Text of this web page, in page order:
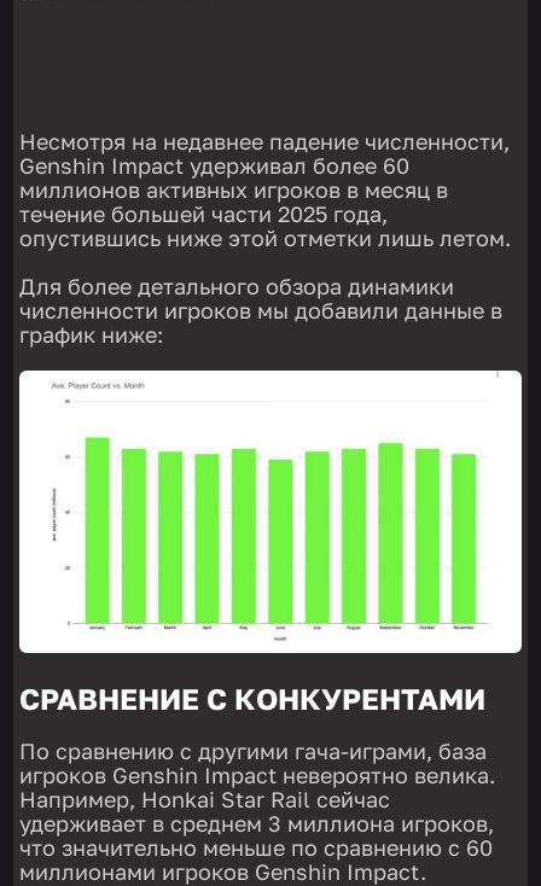
Несмотря на недавнее падение численности,
Genshin Impact удерживал более 60
миллионов активных игроков в месяц в
течение большей части 2025 года,
опустившись ниже этой отметки лишь летом.
Для более детального обзора динамики
численности игроков мы добавили данные в
график ниже:
СРАВНЕНИЕ С КОНКУРЕНТАМИ
По сравнению с другими гача-играми, база
игроков Genshin Impact невероятно велика.
Например, Honkai Star Rail сейчас
удерживает в среднем 3 миллиона игроков,
что значительно меньше по сравнению с 60
миллионами игроков Genshin Impact.